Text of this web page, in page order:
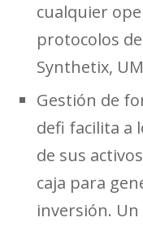
cualquier
protocolos
Synthetix,
Gestión de
defi facilita a
de sus
caja para
inversión.